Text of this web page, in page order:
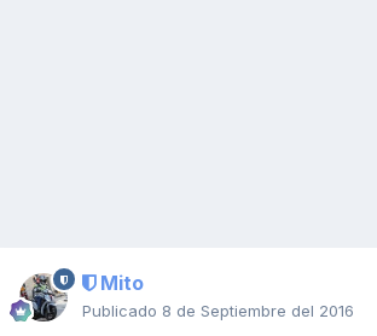
Mito
Publicado 8 de Septiembre del 2016